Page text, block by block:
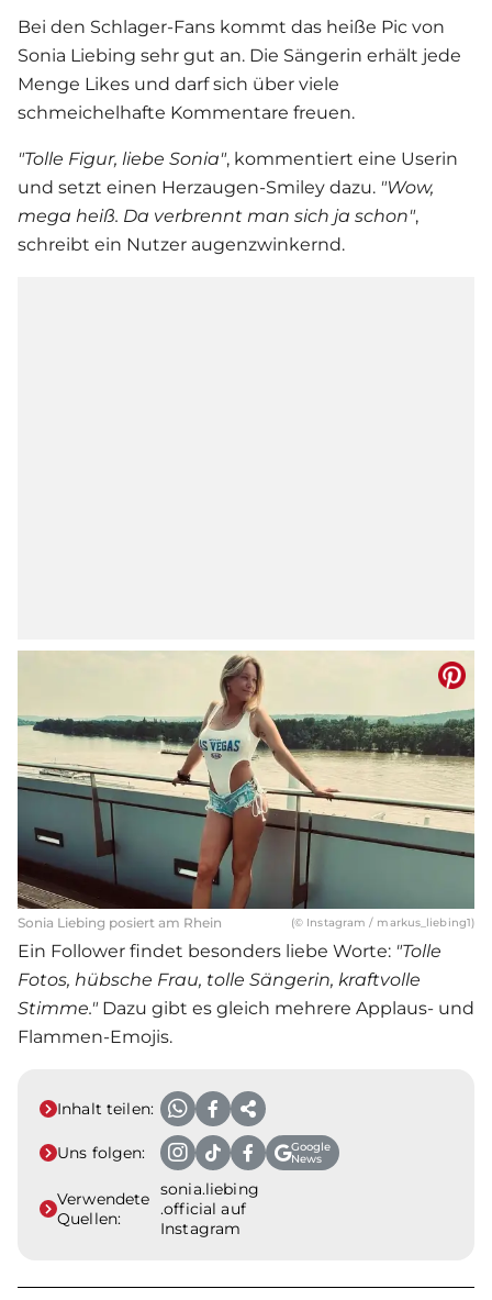
Bei den Schlager-Fans kommt das heiße Pic von
Sonia Liebing sehr gut an. Die Sängerin erhält jede
Menge Likes und darf sich über viele
schmeichelhafte Kommentare freuen.
"Tolle Figur, liebe Sonia", kommentiert eine Userin
und setzt einen Herzaugen-Smiley dazu. "Wow,
mega heiß. Da verbrennt man sich ja schon",
schreibt ein Nutzer augenzwinkernd.
Sonia Liebing posiert am Rhein (© Instagram / markus_liebing1)
Ein Follower findet besonders liebe Worte: "Tolle
Fotos, hübsche Frau, tolle Sängerin, kraftvolle
Stimme." Dazu gibt es gleich mehrere Applaus- und
Flammen-Emojis.
Inhalt teilen:
Uns folgen:
Google
News
Verwendete
Quellen:
sonia.liebing
.official auf
Instagram